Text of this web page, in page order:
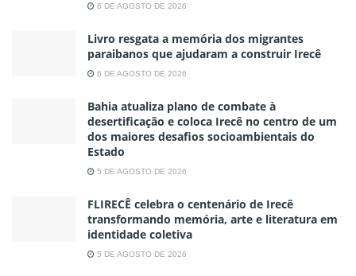
6 DE AGOSTO DE 2026
Livro resgata a memória dos migrantes
paraibanos que ajudaram a construir Irecê
6 DE AGOSTO DE 2026
Bahia atualiza plano de combate à
desertificação e coloca Irecê no centro de um
dos maiores desafios socioambientais do
Estado
5 DE AGOSTO DE 2026
FLIRECÊ celebra o centenário de Irecê
transformando memória, arte e literatura em
identidade coletiva
5 DE AGOSTO DE 2026